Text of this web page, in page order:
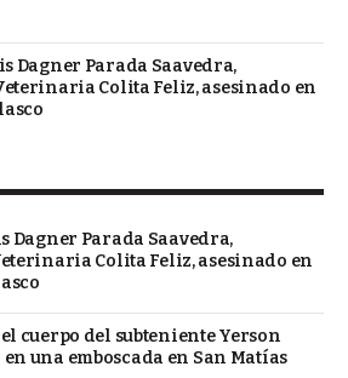
Dagner Parada Saavedra,
Colita Feliz, asesinado en
Dagner Parada Saavedra,
Colita Feliz, asesinado en
cuerpo del subteniente Yerson
una emboscada en San Matías